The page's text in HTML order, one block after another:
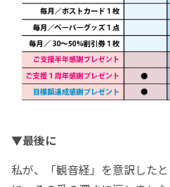
▼最後に
私が、「観音経」を意訳した